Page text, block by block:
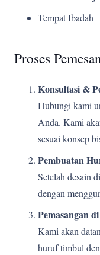
Tempat Ibadah
Proses
Konsultasi &
Hubungi kami
Anda. Kami
sesuai konsep
Pembuatan
Setelah desain
dengan
Pemasangan
Kami akan
huruf timbul